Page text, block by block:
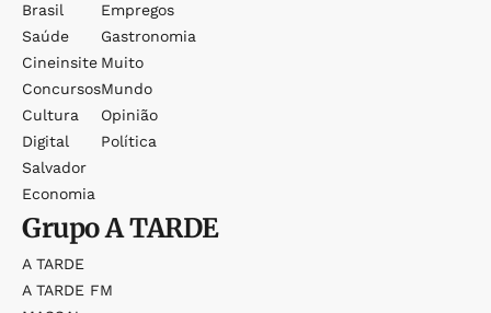
Brasil
Saúde
Cineinsite
Concursos
Cultura
Digital
Salvador
Economia
Empregos
Gastronomia
Muito
Mundo
Opinião
Política
GrupoA TARDE
A TARDE
A TARDE FM